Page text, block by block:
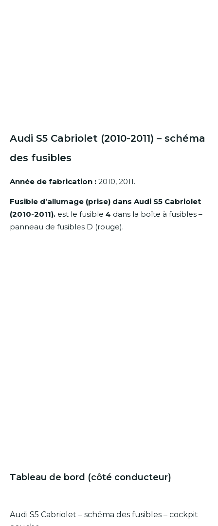
Audi S5 Cabriolet (2010-2011) – schéma
des fusibles
Année de fabrication : 2010, 2011.
Fusible d’allumage (prise) dans Audi S5 Cabriolet
(2010-2011). est le fusible 4 dans la boîte à fusibles –
panneau de fusibles D (rouge).
Tableau de bord (côté conducteur)
Audi S5 Cabriolet – schéma des fusibles – cockpit